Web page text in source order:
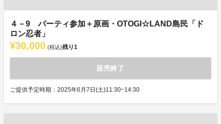
４－9 パーティ参加＋原画・OTOGI☆LAND島民「ド
ロン忍者」
¥30,000 (税込)残り1
販売終了
ご提供予定時期：2025年6月7日(土)11:30~14:30